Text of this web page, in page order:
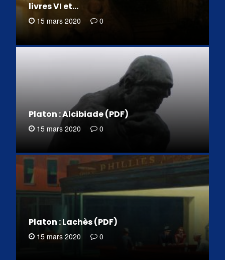
livres VI et…
15 mars 2020 0
Platon : Alcibiade (PDF)
15 mars 2020 0
Platon : Lachès (PDF)
15 mars 2020 0